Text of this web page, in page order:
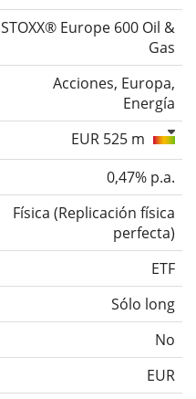
STOXX® Europe 600 Oil &
Gas
Acciones, Europa,
Energía
EUR 525 m
0,47% p.a.
Física (Replicación física
perfecta)
ETF
Sólo long
No
EUR